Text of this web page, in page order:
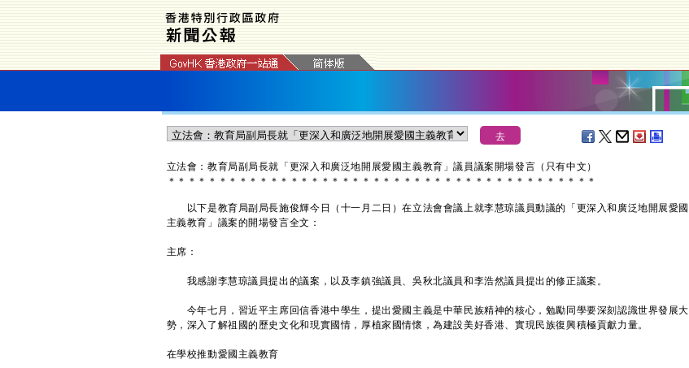
立法會：教育局副局長就「更深入和廣泛地開展愛國主義教育」議員議案開場發言（只有中文）
＊ ＊ ＊ ＊ ＊ ＊ ＊ ＊ ＊ ＊ ＊ ＊ ＊ ＊ ＊ ＊ ＊ ＊ ＊ ＊ ＊ ＊ ＊ ＊ ＊ ＊ ＊ ＊ ＊ ＊ ＊ ＊ ＊ ＊ ＊ ＊ ＊ ＊ ＊ ＊ ＊ ＊
以下是教育局副局長施俊輝今日（十一月二日）在立法會會議上就李慧琼議員動議的「更深入和廣泛地開展愛國
主義教育」議案的開場發言全文：
主席：
我感謝李慧琼議員提出的議案，以及李鎮強議員、吳秋北議員和李浩然議員提出的修正議案。
今年七月，習近平主席回信香港中學生，提出愛國主義是中華民族精神的核心，勉勵同學要深刻認識世界發展大
勢，深入了解祖國的歷史文化和現實國情，厚植家國情懷，為建設美好香港、實現民族復興積極貢獻力量。
在學校推動愛國主義教育